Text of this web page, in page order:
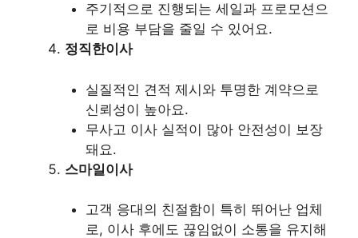
주기적으로 진행되는 세일과 프로모션으
로 비용 부담을 줄일 수 있어요.
정직한이사
실질적인 견적 제시와 투명한 계약으로
신뢰성이 높아요.
무사고 이사 실적이 많아 안전성이 보장
돼요.
스마일이사
고객 응대의 친절함이 특히 뛰어난 업체
로, 이사 후에도 끊임없이 소통을 유지해